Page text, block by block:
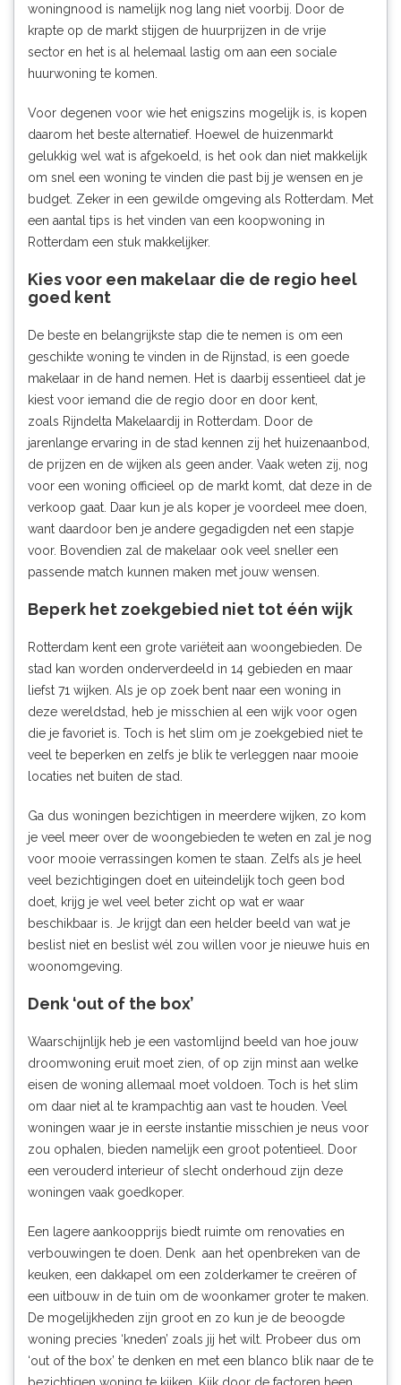
woningnood is namelijk nog lang niet voorbij. Door de
krapte op de markt stijgen de huurprijzen in de vrije
sector en het is al helemaal lastig om aan een sociale
huurwoning te komen.
Voor degenen voor wie het enigszins mogelijk is, is kopen
daarom het beste alternatief. Hoewel de huizenmarkt
gelukkig wel wat is afgekoeld, is het ook dan niet makkelijk
om snel een woning te vinden die past bij je wensen en je
budget. Zeker in een gewilde omgeving als Rotterdam. Met
een aantal tips is het vinden van een koopwoning in
Rotterdam een stuk makkelijker.
Kies voor een makelaar die de regio heel
goed kent
De beste en belangrijkste stap die te nemen is om een
geschikte woning te vinden in de Rijnstad, is een goede
makelaar in de hand nemen. Het is daarbij essentieel dat je
kiest voor iemand die de regio door en door kent,
zoals Rijndelta Makelaardij in Rotterdam . Door de
jarenlange ervaring in de stad kennen zij het huizenaanbod,
de prijzen en de wijken als geen ander. Vaak weten zij, nog
voor een woning officieel op de markt komt, dat deze in de
verkoop gaat. Daar kun je als koper je voordeel mee doen,
want daardoor ben je andere gegadigden net een stapje
voor. Bovendien zal de makelaar ook veel sneller een
passende match kunnen maken met jouw wensen.
Beperk het zoekgebied niet tot één wijk
Rotterdam kent een grote variëteit aan woongebieden. De
stad kan worden onderverdeeld in 14 gebieden en maar
liefst 71 wijken. Als je op zoek bent naar een woning in
deze wereldstad, heb je misschien al een wijk voor ogen
die je favoriet is. Toch is het slim om je zoekgebied niet te
veel te beperken en zelfs je blik te verleggen naar mooie
locaties net buiten de stad.
Ga dus woningen bezichtigen in meerdere wijken, zo kom
je veel meer over de woongebieden te weten en zal je nog
voor mooie verrassingen komen te staan. Zelfs als je heel
veel bezichtigingen doet en uiteindelijk toch geen bod
doet, krijg je wel veel beter zicht op wat er waar
beschikbaar is. Je krijgt dan een helder beeld van wat je
beslist niet en beslist wél zou willen voor je nieuwe huis en
woonomgeving.
Denk ‘out of the box’
Waarschijnlijk heb je een vastomlijnd beeld van hoe jouw
droomwoning eruit moet zien, of op zijn minst aan welke
eisen de woning allemaal moet voldoen. Toch is het slim
om daar niet al te krampachtig aan vast te houden. Veel
woningen waar je in eerste instantie misschien je neus voor
zou ophalen, bieden namelijk een groot potentieel. Door
een verouderd interieur of slecht onderhoud zijn deze
woningen vaak goedkoper.
Een lagere aankoopprijs biedt ruimte om renovaties en
verbouwingen te doen. Denk aan het openbreken van de
keuken, een dakkapel om een zolderkamer te creëren of
een uitbouw in de tuin om de woonkamer groter te maken.
De mogelijkheden zijn groot en zo kun je de beoogde
woning precies ‘kneden’ zoals jij het wilt. Probeer dus om
‘out of the box’ te denken en met een blanco blik naar de te
bezichtigen woning te kijken. Kijk door de factoren heen